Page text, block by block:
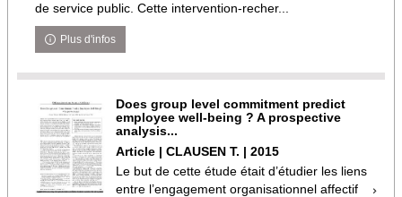
de service public. Cette intervention-recher...
Plus d'infos
Does group level commitment predict
employee well-being ? A prospective
analysis...
Article | CLAUSEN T. | 2015
Le but de cette étude était d’étudier les liens
entre l’engagement organisationnel affectif